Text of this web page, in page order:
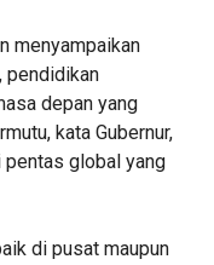
menyampaikan
pendidikan
depan yang
kata Gubernur,
global yang
di pusat maupun